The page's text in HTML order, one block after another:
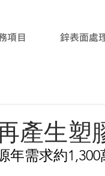
項目 鋅表面處
產生塑
年需求約